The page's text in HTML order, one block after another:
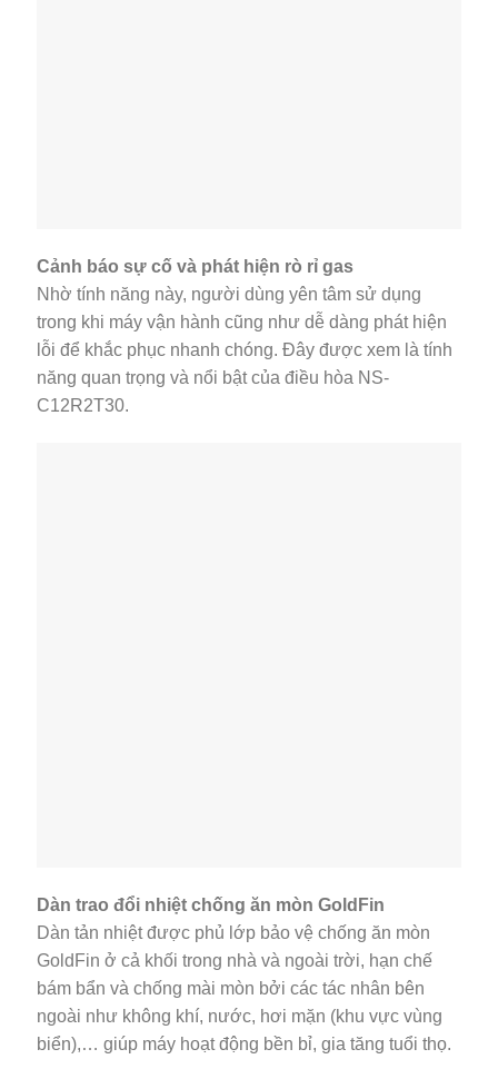
Cảnh báo sự cố và phát hiện rò rỉ gas
Nhờ tính năng này, người dùng yên tâm sử dụng
trong khi máy vận hành cũng như dễ dàng phát hiện
lỗi để khắc phục nhanh chóng. Đây được xem là tính
năng quan trọng và nổi bật của điều hòa NS-
C12R2T30.
Dàn trao đổi nhiệt chống ăn mòn GoldFin
Dàn tản nhiệt được phủ lớp bảo vệ chống ăn mòn
GoldFin ở cả khối trong nhà và ngoài trời, hạn chế
bám bẩn và chống mài mòn bởi các tác nhân bên
ngoài như không khí, nước, hơi mặn (khu vực vùng
biển),… giúp máy hoạt động bền bỉ, gia tăng tuổi thọ.